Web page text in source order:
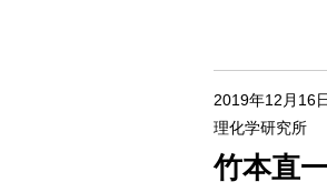
2019年12月16
理化学研究所
竹本直